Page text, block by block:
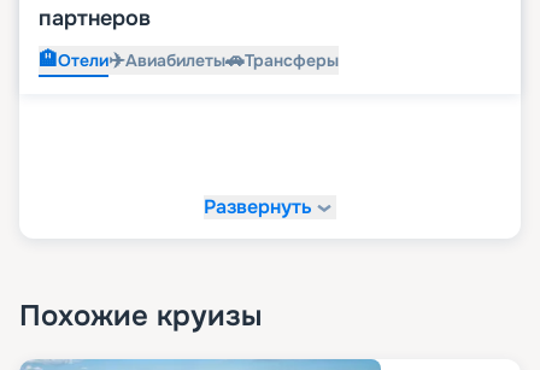
партнеров
🏨Отели✈️Авиабилеты🚗Трансферы
Развернуть
Похожие круизы